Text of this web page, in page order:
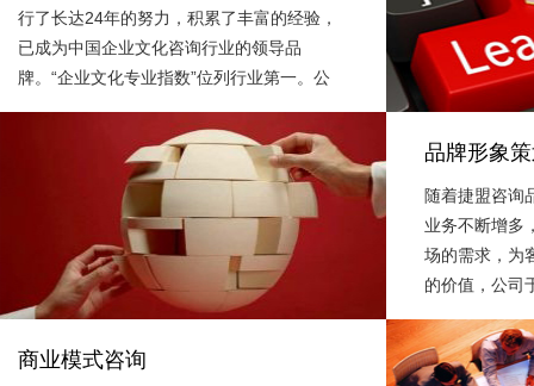
战略咨询经
略理论和丰富
略专家全程参
高质量、高水
行了长达24年的努力，积累了丰富的经验，
已成为中国企业文化咨询行业的领导品
牌。“企业文化专业指数”位列行业第一。公
式”、“CCMS企业文化测评工具”“价值管理三
导模式”、“企业文化生长全景模型”等成为业
内首肯的企业文化咨询模式与工具，被许多
咨询公司所采用。公司已成功为北京同仁堂
集团、国家电网、洋河股份、山东能源集
团、国电集团、中建四局、国家游泳中心
（水立方）等300多家大中型企业提供了的
企业文化全案咨询，大部分项目都成为行业
的标杆与企业文化经典案例。
品牌形象
随着捷盟咨询
业务不断增多
场的需求，为
的价值，公司
捷盟咨询品牌
服务将集中在
商业模式咨询